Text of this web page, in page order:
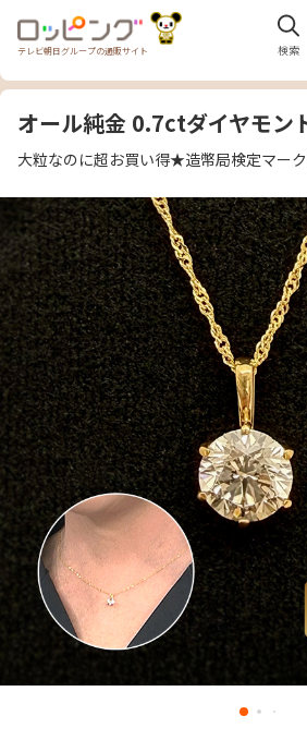
テレビ朝日グループの通販サイト 検索
オール純金 0.7ctダイヤモン
大粒なのに超お買い得★造幣局検定マー